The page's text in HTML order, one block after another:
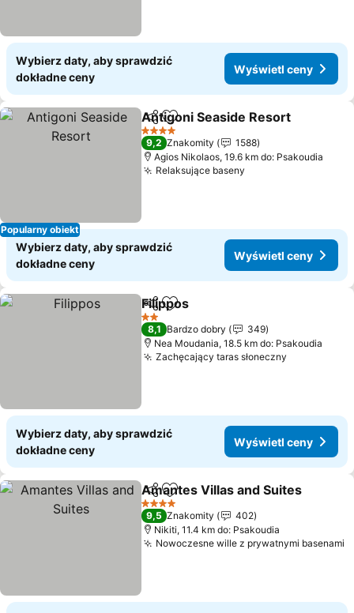
Wybierz daty, aby sprawdzić
dokładne ceny
Wyświetl ceny
Popularny obiekt
Udostępnij
Dodaj do ulubionych
Antigoni Seaside Resort
4 Kategoria
9,2 Znakomity
1588
Agios Nikolaos, 19.6 km do: Psakoudia
Relaksujące baseny
Wybierz daty, aby sprawdzić
dokładne ceny
Wyświetl ceny
UdostępnijDodaj do ulubionych
Filippos
2 Kategoria
8,1 Bardzo dobry
349
Nea Moudania, 18.5 km do: Psakoudia
Zachęcający taras słoneczny
Wybierz daty, aby sprawdzić
dokładne ceny
Wyświetl ceny
UdostępnijDodaj do ulubionych
Amantes Villas and Suites
4 Kategoria
9,5 Znakomity
402
Nikiti, 11.4 km do: Psakoudia
Nowoczesne wille z prywatnymi basenami